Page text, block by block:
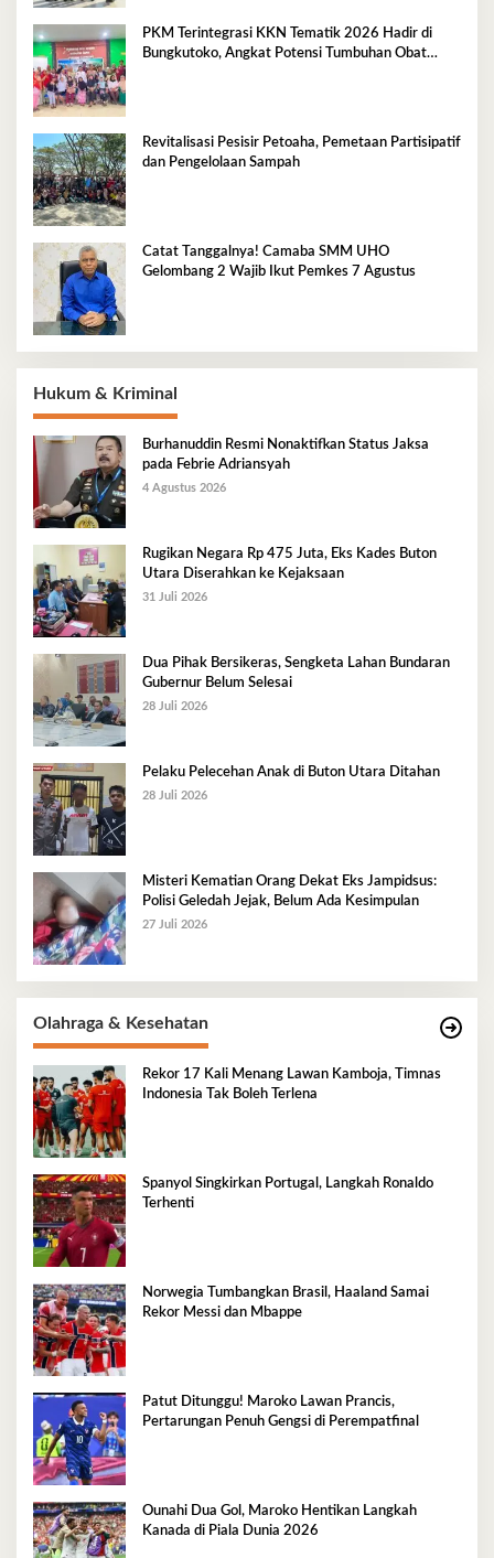
PKM Terintegrasi KKN Tematik 2026 Hadir di
Bungkutoko, Angkat Potensi Tumbuhan Obat
Revitalisasi Pesisir Petoaha, Pemetaan Partisipatif
dan Pengelolaan Sampah
Catat Tanggalnya! Camaba SMM UHO
Gelombang 2 Wajib Ikut Pemkes 7 Agustus
Hukum & Kriminal
Burhanuddin Resmi Nonaktifkan Status Jaksa
pada Febrie Adriansyah
4 Agustus 2026
Rugikan Negara Rp 475 Juta, Eks Kades Buton
Utara Diserahkan ke Kejaksaan
31 Juli 2026
Dua Pihak Bersikeras, Sengketa Lahan Bundaran
Gubernur Belum Selesai
28 Juli 2026
Pelaku Pelecehan Anak di Buton Utara Ditahan
28 Juli 2026
Misteri Kematian Orang Dekat Eks Jampidsus:
Polisi Geledah Jejak, Belum Ada Kesimpulan
27 Juli 2026
Olahraga & Kesehatan
Rekor 17 Kali Menang Lawan Kamboja, Timnas
Indonesia Tak Boleh Terlena
Spanyol Singkirkan Portugal, Langkah Ronaldo
Terhenti
Norwegia Tumbangkan Brasil, Haaland Samai
Rekor Messi dan Mbappe
Patut Ditunggu! Maroko Lawan Prancis,
Pertarungan Penuh Gengsi di Perempatfinal
Ounahi Dua Gol, Maroko Hentikan Langkah
Kanada di Piala Dunia 2026